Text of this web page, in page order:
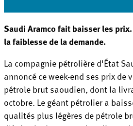
Saudi Aramco fait baisser les
la faiblesse de la demande.
La compagnie pétrolière d'État
annoncé ce week-end ses prix de
pétrole brut saoudien, dont la
octobre. Le géant pétrolier a
qualités plus légères de pétrole